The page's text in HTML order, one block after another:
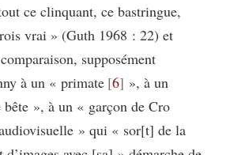
ce clinquant, ce bastringue,
vrai » (Guth 1968 : 22) et
supposément
à un « primate 6 », à un
», à un « garçon de Cro
» qui « sor[t] de la